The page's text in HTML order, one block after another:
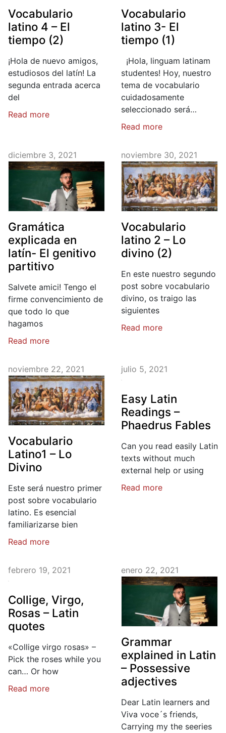
Vocabulario
latino 4 – El
tiempo (2)
¡Hola de nuevo amigos,
estudiosos del latín! La
segunda entrada acerca
del
Read more
Vocabulario
latino 3- El
tiempo (1)
¡Hola, linguam latinam
studentes! Hoy, nuestro
tema de vocabulario
cuidadosamente
seleccionado será…
Read more
diciembre 3, 2021
Gramática
explicada en
latín- El genitivo
partitivo
Salvete amici! Tengo el
firme convencimiento de
que todo lo que
hagamos
Read more
noviembre 30, 2021
Vocabulario
latino 2 – Lo
divino (2)
En este nuestro segundo
post sobre vocabulario
divino, os traigo las
siguientes
Read more
noviembre 22, 2021
Vocabulario
Latino1 – Lo
Divino
Este será nuestro primer
post sobre vocabulario
latino. Es esencial
familiarizarse bien
Read more
julio 5, 2021
Easy Latin
Readings –
Phaedrus Fables
Can you read easily Latin
texts without much
external help or using
Read more
febrero 19, 2021
Collige, Virgo,
Rosas – Latin
quotes
«Collige virgo rosas» –
Pick the roses while you
can… Or how
Read more
enero 22, 2021
Grammar
explained in Latin
– Possessive
adjectives
Dear Latin learners and
Viva voce´s friends,
Carrying my the seeries